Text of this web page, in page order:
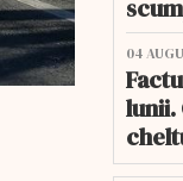
04
lunii.